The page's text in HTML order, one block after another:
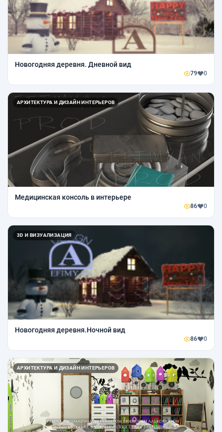
Новогодняя деревня. Дневной вид
79 0
АРХИТЕКТУРА И ДИЗАЙН ИНТЕРЬЕРОВ
Медицинская консоль в интерьере
86 0
3D И ВИЗУАЛИЗАЦИЯ
Новогодняя деревня.Ночной вид
86 0
АРХИТЕКТУРА И ДИЗАЙН ИНТЕРЬЕРОВ